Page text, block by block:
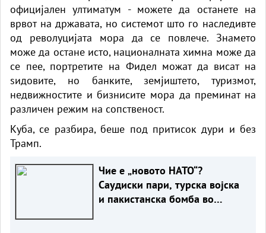
официјален ултиматум - можете да останете на
врвот на државата, но системот што го наследивте
од револуцијата мора да се повлече. Знамето
може да остане исто, националната химна може да
се пее, портретите на Фидел можат да висат на
ѕидовите, но банките, земјиштето, туризмот,
недвижностите и бизнисите мора да преминат на
различен режим на сопственост.
Куба, се разбира, беше под притисок дури и без
Трамп.
Чие е „новото НАТО“?
Саудиски пари, турска војска
и пакистанска бомба во